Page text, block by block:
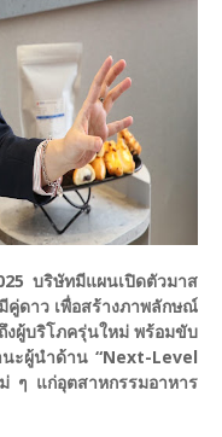
บริษัทมีแผนเปิดตัวมาส
คู่ดาว เพื่อสร้างภาพลักษณ์
ผู้บริโภครุ่นใหม่ พร้อมขับ
ะผู้นำด้าน “Next-Level
ๆ แก่อุตสาหกรรมอาหาร